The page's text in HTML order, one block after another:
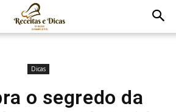
Dicas
o segredo da